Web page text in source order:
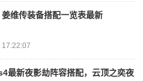
维传装备搭配一览表最新
最新夜影劫阵容搭配，云顶之奕夜